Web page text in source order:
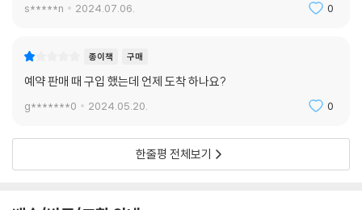
--- p.267
“엘레드웬! 엘레드웬!” 후린이 소리쳤다. 그녀가 일어나 비틀거리며 앞으
“드디어 오셨군요. 너무나 오랫동안 기다렸습니다.”
“어두운 길이었소. 있는 힘을 다하여 달려왔다오.” 그가 대답했다.
톨킨이 가장 아끼고 공들였던 첫 번째 상상 문학으로, 1916년 젊은 시절부
터 집필을 시작하여 평생에 걸쳐 퇴고를 거듭하며 변화·발전시켰으나 결국
끝내지 못한 작품들이다. 톨킨 사후 그의 아들 크리스토퍼 톨킨이 과업을
이어받아 40여 년의 세월 동안 각고의 노력으로 복원한 끝에 마침내 완성
된 이야기로 세상에 출간될 수 있었다.
이렇듯 톨킨의 많은 작품은 『호빗』과 『반지의 제왕』, 그리고 몇 가지 동화·
s*****n 2024.07.06. 0
종이책 구매
예약 판매 때 구입 했는데 언제 도착 하나요?
g*******0 2024.05.20. 0
한줄평 전체보기